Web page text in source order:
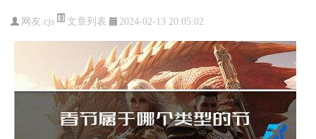
网友:cjs 文章列表 2024-02-13 20:05:02